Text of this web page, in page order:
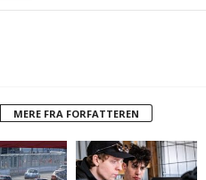
MERE FRA FORFATTEREN